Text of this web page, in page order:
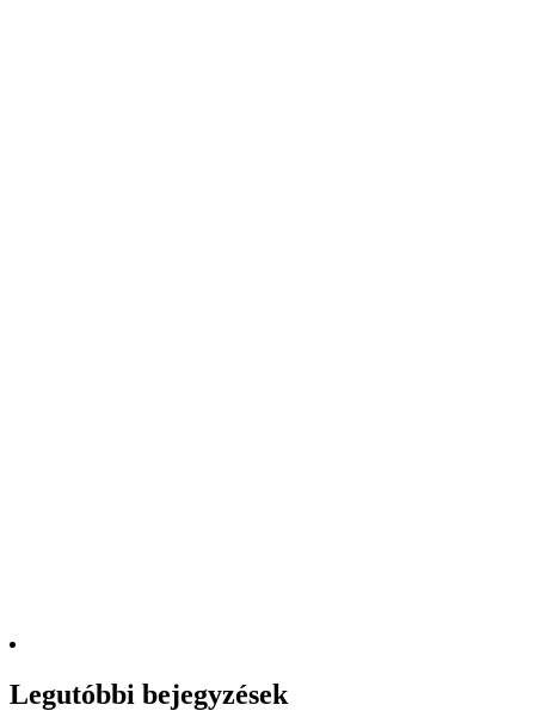
Legutóbbi bejegyzések